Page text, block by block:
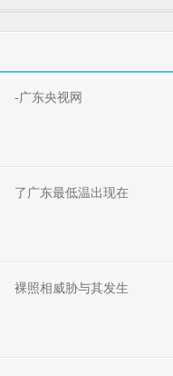
-广东央视网
了广东最低温出现在
裸照相威胁与其发生